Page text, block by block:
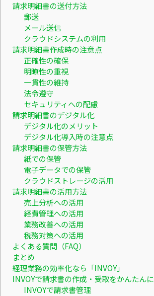
請求明細書の送付方法
郵送
メール送信
クラウドシステムの利用
請求明細書作成時の注意点
正確性の確保
明瞭性の重視
一貫性の維持
法令遵守
セキュリティへの配慮
請求明細書のデジタル化
デジタル化のメリット
デジタル化導入時の注意点
請求明細書の保管方法
紙での保管
電子データでの保管
クラウドストレージの活用
請求明細書の活用方法
売上分析への活用
経費管理への活用
業務改善への活用
税務対策への活用
よくある質問（FAQ）
まとめ
経理業務の効率化なら「INVOY」
INVOYで請求書の作成・受取をかんたんに
INVOYで請求書管理